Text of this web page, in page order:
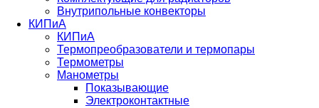
Внутрипольные конвекторы
КИПиА
КИПиА
Термопреобразователи и термопары
Термометры
Манометры
Показывающие
Электроконтактные